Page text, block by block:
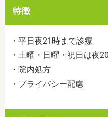
特徴
・平日夜21時まで診療
・土曜・日曜・祝日は夜
・院内処方
・プライバシー配慮